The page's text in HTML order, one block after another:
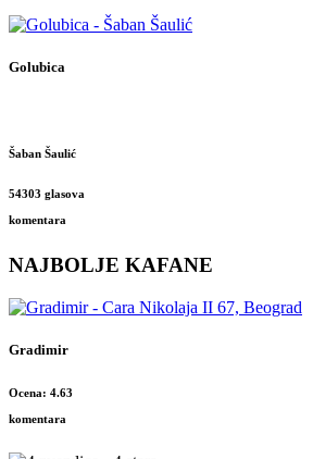
Golubica
Šaban Šaulić
54303 glasova
komentara
NAJBOLJE KAFANE
Gradimir
Ocena: 4.63
komentara